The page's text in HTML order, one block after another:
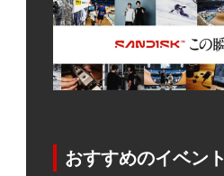
おすすめのイベント